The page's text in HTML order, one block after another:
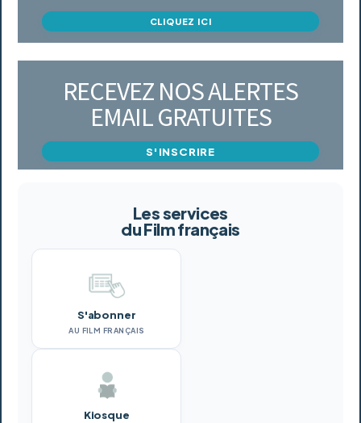
CLIQUEZ ICI
RECEVEZ NOS ALERTES
EMAIL GRATUITES
S'INSCRIRE
Les services
du Film français
S'abonner
AU FILM FRANÇAIS
Kiosque